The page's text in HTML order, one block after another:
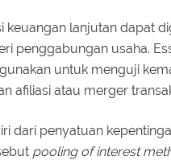
keuangan lanjutan dapat
penggabungan usaha.
untuk menguji
afiliasi atau merger
dari penyatuan
pooling of interest